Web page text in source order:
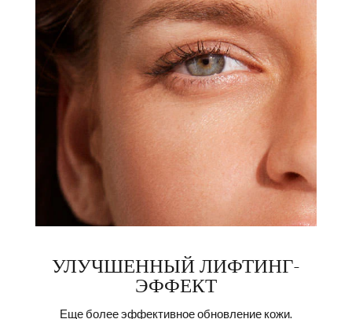
УЛУЧШЕННЫЙ ЛИФТИНГ-
ЭФФЕКТ
Еще более эффективное обновление кожи.